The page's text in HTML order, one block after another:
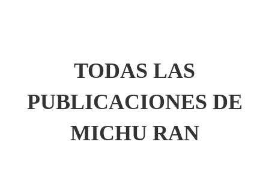
TODAS LAS
PUBLICACIONES DE
MICHU RAN